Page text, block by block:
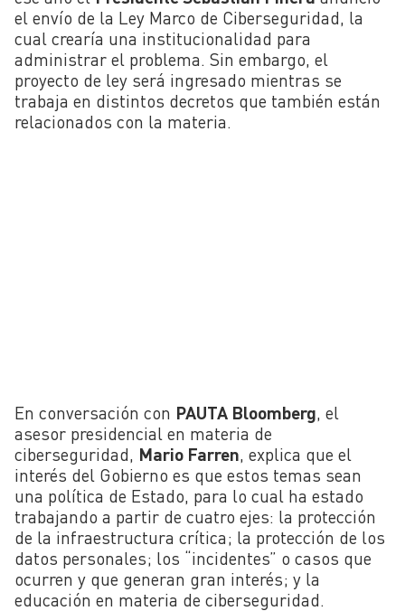
el envío de la Ley Marco de Ciberseguridad, la
cual crearía una institucionalidad para
administrar el problema. Sin embargo, el
proyecto de ley será ingresado mientras se
trabaja en distintos decretos que también están
relacionados con la materia.
En conversación con PAUTA Bloomberg, el
asesor presidencial en materia de
ciberseguridad, Mario Farren, explica que el
interés del Gobierno es que estos temas sean
una política de Estado, para lo cual ha estado
trabajando a partir de cuatro ejes: la protección
de la infraestructura crítica; la protección de los
datos personales; los “incidentes” o casos que
ocurren y que generan gran interés; y la
educación en materia de ciberseguridad.